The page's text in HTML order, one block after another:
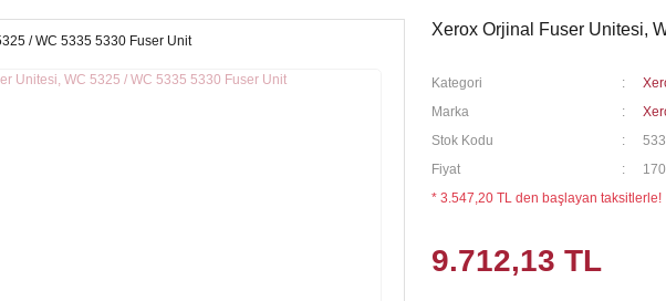
Xerox Orjinal Fuser Unitesi,
Kategori
Marka
Stok Kodu
Fiyat
* 3.547,20 TL den başlayan taksitlerle!
9.712,13 TL